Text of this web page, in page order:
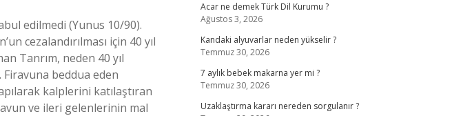
edilmedi (Yunus 10/90).
cezalandırılması için 40 yıl
Tanrım, neden 40 yıl
Firavuna beddua eden
kalplerini katılaştıran
ve ileri gelenlerinin mal
Acar ne demek Türk Dil Kurumu ?
Ağustos 3, 2026
Kandaki alyuvarlar neden yükselir ?
Temmuz 30, 2026
7 aylık bebek makarna yer mi ?
Temmuz 30, 2026
Uzaklaştırma kararı nereden sorgulanır ?